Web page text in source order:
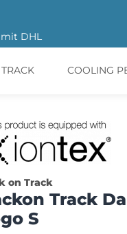
DHL
COOLING
on Track
Track
S